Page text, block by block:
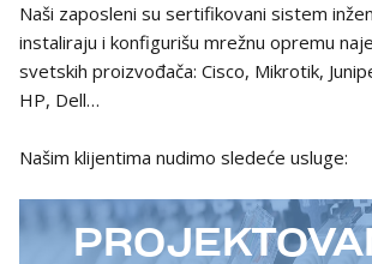
Naši zaposleni su sertifikovani sistem
instaliraju i konfigurišu mrežnu opremu
svetskih proizvođača: Cisco, Mikrotik,
HP, Dell…
Našim klijentima nudimo sledeće usluge: